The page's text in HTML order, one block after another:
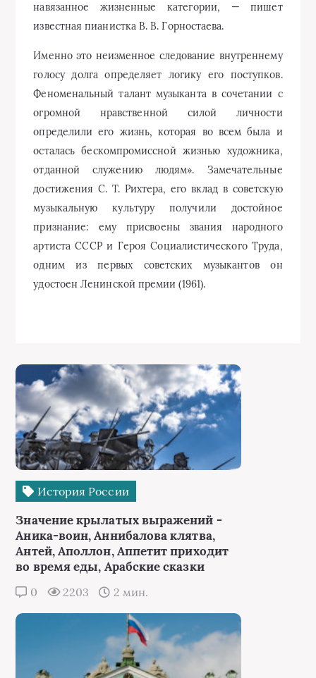
навязанное жизненные категории, — пишет
известная пианистка В. В. Горностаева.
Именно это неизменное следование внутреннему
голосу долга определяет логику его поступков.
Феноменальный талант музыканта в сочетании с
огромной нравственной силой личности
определили его жизнь, которая во всем была и
осталась бескомпромиссной жизнью художника,
отданной служению людям». Замечательные
достижения С. Т. Рихтера, его вклад в советскую
музыкальную культуру получили достойное
признание: ему присвоены звания народного
артиста СССР и Героя Социалистического Труда,
одним из первых советских музыкантов он
удостоен Ленинской премии (1961).
История России
Значение крылатых выражений -
Аника-воин, Аннибалова клятва,
Антей, Аполлон, Аппетит приходит
во время еды, Арабские сказки
0 2203 2 мин.